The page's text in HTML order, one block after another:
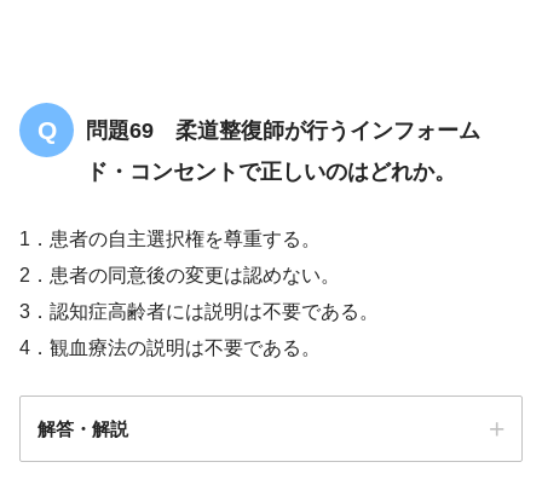
O＝客観的データ（他覚所見：診察所見・血液検査・検
査所見）
問題69 柔道整復師が行うインフォーム
ド・コンセントで正しいのはどれか。
1．患者の自主選択権を尊重する。
2．患者の同意後の変更は認めない。
3．認知症高齢者には説明は不要である。
4．観血療法の説明は不要である。
解答・解説